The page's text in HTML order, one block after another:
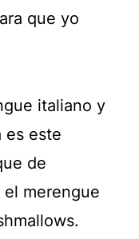
que yo
italiano y
es este
de
el merengue